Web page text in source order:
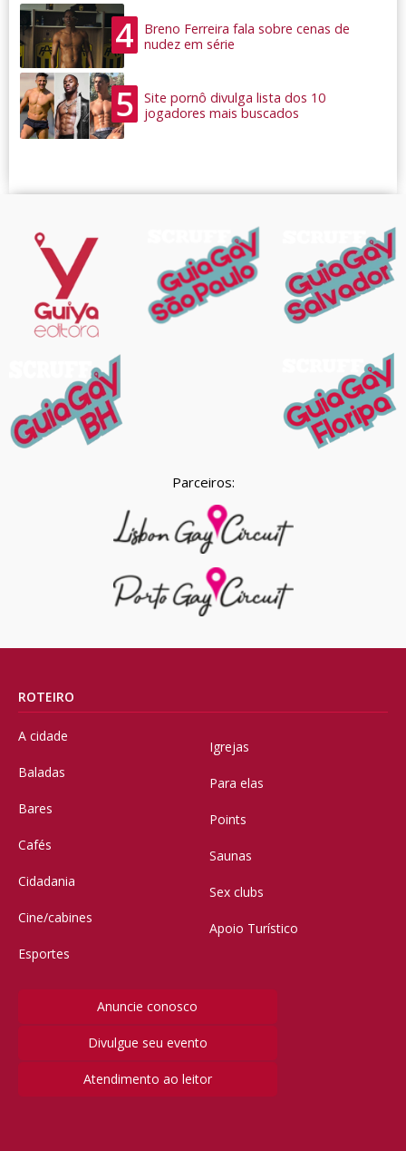
4
Breno Ferreira fala sobre cenas de
nudez em série
5
Site pornô divulga lista dos 10
jogadores mais buscados
Parceiros:
ROTEIRO
A cidade
Baladas
Bares
Cafés
Cidadania
Cine/cabines
Esportes
Igrejas
Para elas
Points
Saunas
Sex clubs
Apoio Turístico
Anuncie conosco
Divulgue seu evento
Atendimento ao leitor